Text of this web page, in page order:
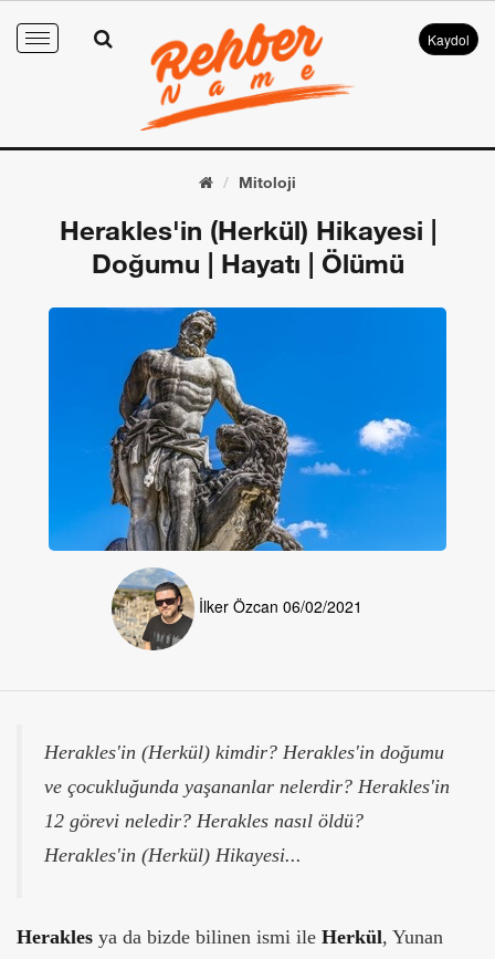
Toggle
Kaydol
Mitoloji
Herakles'in (Herkül) Hikayesi |
Doğumu | Hayatı | Ölümü
İlker Özcan 06/02/2021
Herakles'in (Herkül) kimdir? Herakles'in doğumu
ve çocukluğunda yaşananlar nelerdir? Herakles'in
12 görevi neledir? Herakles nasıl öldü?
Herakles'in (Herkül) Hikayesi...
Herakles ya da bizde bilinen ismi ile Herkül, Yunan